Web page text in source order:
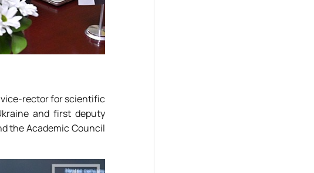
rector for scientific
and first deputy
the Academic Council